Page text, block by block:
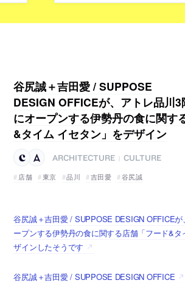
谷尻誠＋吉田愛 / SUPPOSE
DESIGN OFFICEが、アトレ品川3
にオープンする伊勢丹の食に関す
&タイム イセタン」をデザイン
ARCHITECTURE
CULTURE
店舗
東京 品川 吉田愛 谷尻誠
谷尻誠＋吉田愛 / SUPPOSE DESIGN OFFICE
ープンする伊勢丹の食に関する店舗「フード&
ザインしたそうです
谷尻誠＋吉田愛 / SUPPOSE DESIGN OFFICE